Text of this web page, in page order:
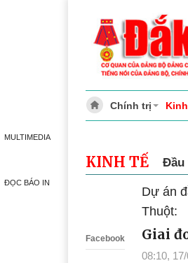
MULTIMEDIA
ĐỌC BÁO IN
Chính trị
KINH TẾ Đầu
Facebook
Dự án
Thuột:
Giai
08:10,